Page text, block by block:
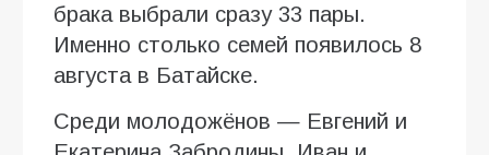
брака выбрали сразу 33 пары.
Именно столько семей появилось 8
августа в Батайске.
Среди молодожёнов — Евгений и